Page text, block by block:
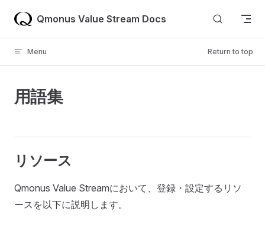
Skip to content
Qmonus Value Stream Docs
Menu Return to top
用語集
リソース
Qmonus Value Streamにおいて、登録・設定するリソ
ースを以下に説明します。